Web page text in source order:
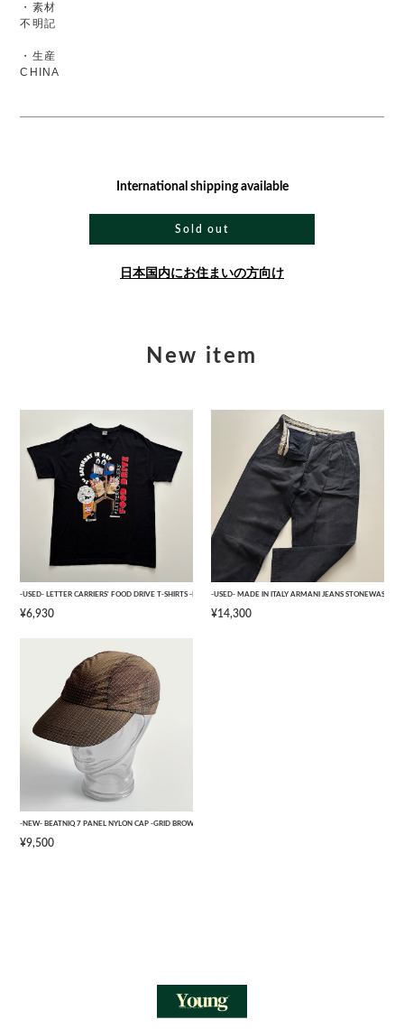
・素材
不明記
・生産
CHINA
International shipping available
Sold out
日本国内にお住まいの方向け
New item
-USED- LETTER CARRIERS' FOOD DRIVE T-SHIRTS -BLACK- [L]
¥6,930
-USED- MADE IN ITALY ARMANI JEANS
¥14,300
-NEW- BEATNIQ 7 PANEL NYLON CAP -GRID BROWN CAMOUFLAGE- [ONE SIZE]
¥9,500